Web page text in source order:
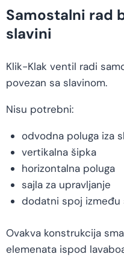
Samostalni rad
slavini
Klik-Klak ventil radi
povezan sa slavinom.
Nisu potrebni:
odvodna poluga iza
vertikalna šipka
horizontalna poluga
sajla za upravljanje
dodatni spoj između
Ovakva konstrukcija
elemenata ispod